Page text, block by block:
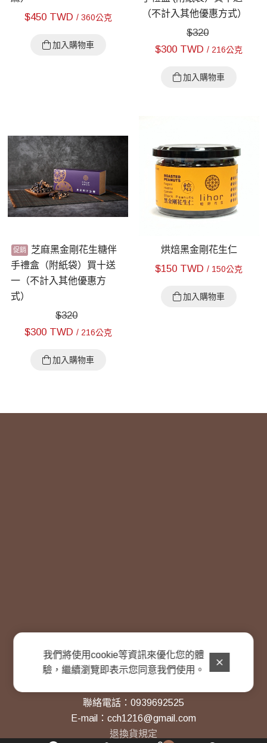
$450 TWD / 360公克
加入購物車
（不計入其他優惠方式）
$320
$300 TWD/ 216公克
加入購物車
芝麻黑金剛花生糖伴
手禮盒（附紙袋）買十送
一（不計入其他優惠方
式）
$320
$300 TWD / 216公克
加入購物車
烘焙黑金剛花生仁
$150 TWD/ 150公克
加入購物車
聯絡電話：0939692525
E-mail：cch1216@gmail.com
退換貨規定
我們將使用cookie等資訊來優化您的體
驗，繼續瀏覽即表示您同意我們使用。